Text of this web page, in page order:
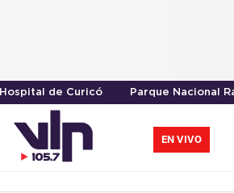
Hospital de Curicó Parque Nacional
EN VIVO